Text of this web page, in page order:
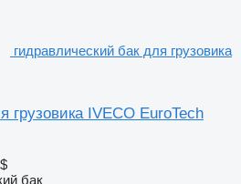
гидравлический бак для грузовика
грузовика IVECO EuroTech
бак